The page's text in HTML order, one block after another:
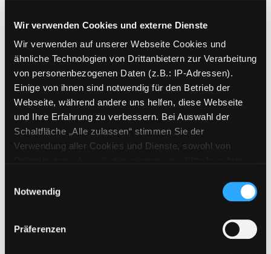
Wir verwenden Cookies und externe Dienste
Wir verwenden auf unserer Webseite Cookies und
ähnliche Technologien von Drittanbietern zur Verarbeitung
von personenbezogenen Daten (z.B.: IP-Adressen).
Einige von ihnen sind notwendig für den Betrieb der
Webseite, während andere uns helfen, diese Webseite
und Ihre Erfahrung zu verbessern. Bei Auswahl der
Schaltfläche „Alle zulassen“ stimmen Sie der
Verwendung aller Cookies und Dienste, sowohl von
Cookies von Drittanbietern, eine Verarbeitung in
unsicheren Drittländern (Länder außerhalb des EWR
ohne adäquates Datenschutzniveau) stattfinden kann. In
diesem Zusammenhang können aktuell Risiken für
Notwendig
Präferenzen
Exemplar-Details von Unter Tieren anzeigen
Unter Tieren
Verfasser: Jelinek,Elfriede Suche nach
Jahr: 2026
Verlag:
Hamburg, Rowohlt
Exemplar-Details von Er nicht als er anzeigen
Mediengruppe:Literatur CD
Er nicht als er